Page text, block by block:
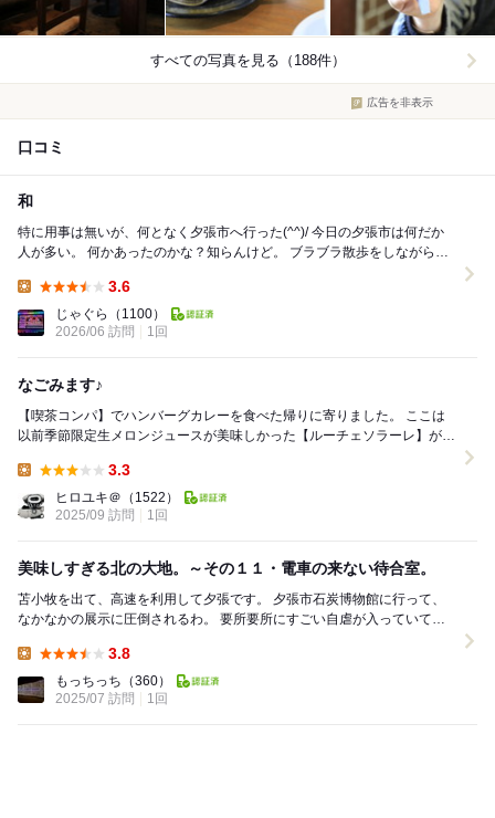
すべての写真を見る（188件）
広告を非表示
口コミ
和
特に用事は無いが、何となく夕張市へ行った(^^)/ 今日の夕張市は何だか
人が多い。 何かあったのかな？知らんけど。 ブラブラ散歩をしながら
3.6
じゃぐら
（1100）
2026/06 訪問
1回
なごみます♪
【喫茶コンパ】でハンバーグカレーを食べた帰りに寄りました。 ここは
以前季節限定生メロンジュースが美味しかった【ルーチェソラーレ】があ
3.3
ヒロユキ＠ （1522）
2025/09 訪問
1回
美味しすぎる北の大地。～その１１・電車の来ない待合室。
苫小牧を出て、高速を利用して夕張です。 夕張市石炭博物館に行って、
なかなかの展示に圧倒されるわ。 要所要所にすごい自虐が入っていて、
3.8
もっちっち （360）
2025/07 訪問
1回